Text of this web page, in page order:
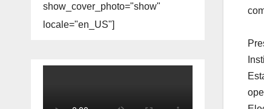
show_cover_photo="show"
locale="en_US"]